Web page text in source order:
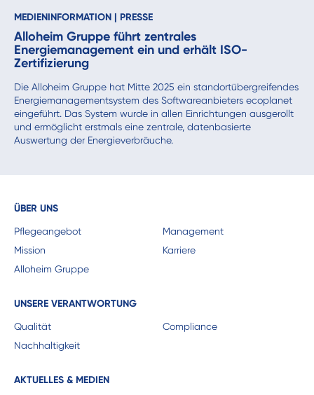
MEDIENINFORMATION | PRESSE
Alloheim Gruppe führt zentrales
Energiemanagement ein und erhält ISO-
Zertifizierung
Die Alloheim Gruppe hat Mitte 2025 ein standortübergreifendes
Energiemanagementsystem des Softwareanbieters ecoplanet
eingeführt. Das System wurde in allen Einrichtungen ausgerollt
und ermöglicht erstmals eine zentrale, datenbasierte
Auswertung der Energieverbräuche.
ÜBER UNS
Pflegeangebot
Mission
Alloheim Gruppe
Management
Karriere
UNSERE VERANTWORTUNG
Qualität
Nachhaltigkeit
Compliance
AKTUELLES & MEDIEN